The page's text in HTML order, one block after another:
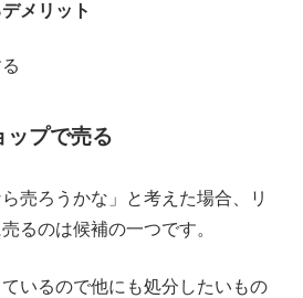
メリット
ップで売る
売ろうかな」と考えた場合、リ
るのは候補の一つです。
いるので他にも処分したいもの